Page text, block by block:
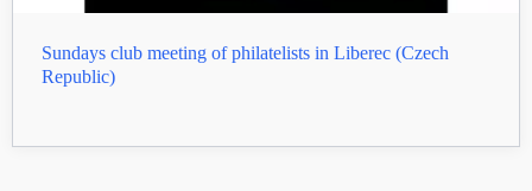
Sundays club meeting of philatelists in Liberec (Czech
Republic)